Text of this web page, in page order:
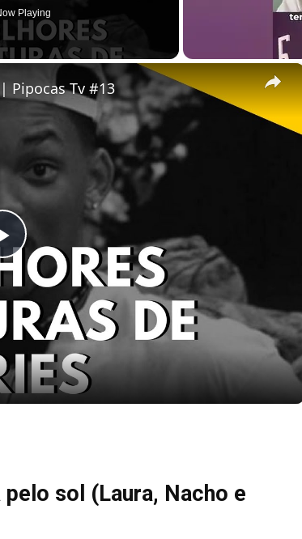
Playing
×
Play
Video
| Pipocas Tv #13
sol (Laura, Nacho e